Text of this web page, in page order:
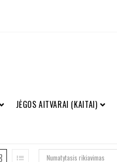
JĖGOS AITVARAI (KAITAI)
Numatytasis rikiavimas